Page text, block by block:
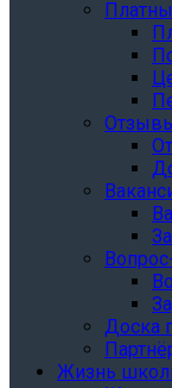
Доска
Жизнь